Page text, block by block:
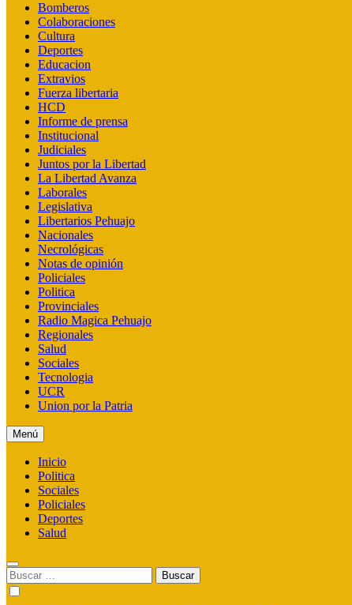
Bomberos
Colaboraciones
Cultura
Deportes
Educacion
Extravios
Fuerza libertaria
HCD
Informe de prensa
Institucional
Judiciales
Juntos por la Libertad
La Libertad Avanza
Laborales
Legislativa
Libertarios Pehuajo
Nacionales
Necrológicas
Notas de opinión
Policiales
Politica
Provinciales
Radio Magica Pehuajo
Regionales
Salud
Sociales
Tecnologia
UCR
Union por la Patria
Menú
Inicio
Politica
Sociales
Policiales
Deportes
Salud
Buscar: